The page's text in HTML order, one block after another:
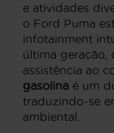
e atividades
o Ford Puma
infotainment
última geração,
assistência ao
gasolina é um
traduzindo-se
ambiental.